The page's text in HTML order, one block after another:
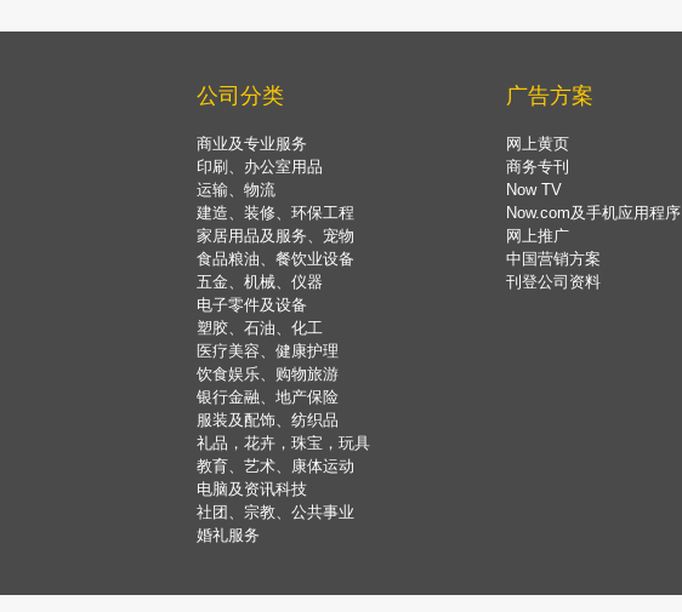
公司分类
商业及专业服务
印刷、办公室用品
运输、物流
建造、装修、环保工程
家居用品及服务、宠物
食品粮油、餐饮业设备
五金、机械、仪器
电子零件及设备
塑胶、石油、化工
医疗美容、健康护理
饮食娱乐、购物旅游
银行金融、地产保险
服装及配饰、纺织品
礼品，花卉，珠宝，玩具
教育、艺术、康体运动
电脑及资讯科技
社团、宗教、公共事业
婚礼服务
广告方案
网上黄页
商务专刊
Now TV
Now.com及手机应用程序
网上推广
中国营销方案
刊登公司资料